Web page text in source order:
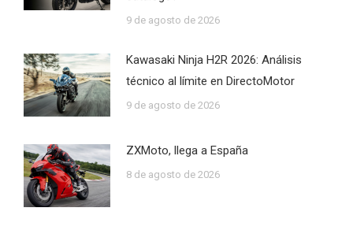
9 de agosto de 2026
Kawasaki Ninja H2R 2026: Análisis
técnico al límite en DirectoMotor
9 de agosto de 2026
ZXMoto, llega a España
8 de agosto de 2026